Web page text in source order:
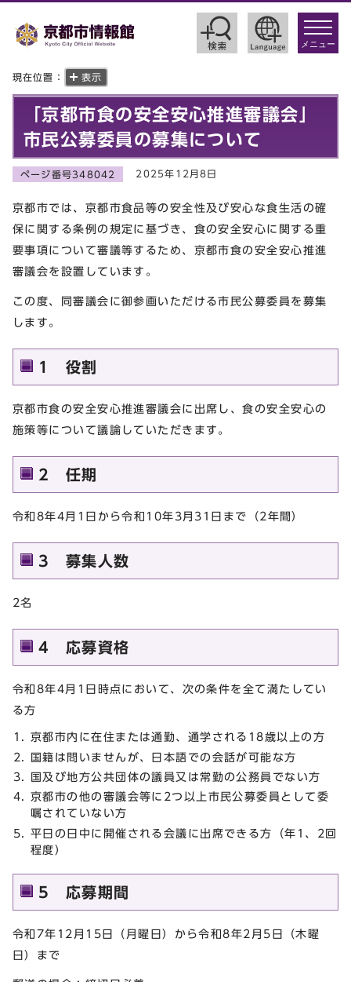
toggle
メニュー
現在位置： 表示
「京都市食の安全安心推進審議会」
市民公募委員の募集について
ページ番号348042 2025年12月8日
京都市では、京都市食品等の安全性及び安心な食生活の確
保に関する条例の規定に基づき、食の安全安心に関する重
要事項について審議等するため、京都市食の安全安心推進
審議会を設置しています。
この度、同審議会に御参画いただける市民公募委員を募集
します。
1 役割
京都市食の安全安心推進審議会に出席し、食の安全安心の
施策等について議論していただきます。
2 任期
令和8年4月1日から令和10年3月31日まで（2年間）
3 募集人数
2名
4 応募資格
令和8年4月1日時点において、次の条件を全て満たしてい
る方
京都市内に在住または通勤、通学される18歳以上の方
国籍は問いませんが、日本語での会話が可能な方
国及び地方公共団体の議員又は常勤の公務員でない方
京都市の他の審議会等に2つ以上市民公募委員として委
嘱されていない方
平日の日中に開催される会議に出席できる方（年1、2回
程度）
5 応募期間
令和7年12月15日（月曜日）から令和8年2月5日（木曜
日）まで